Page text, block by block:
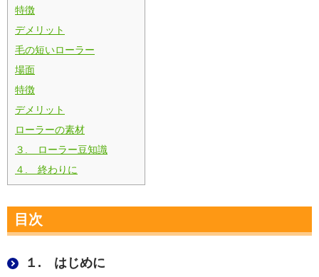
特徴
デメリット
毛の短いローラー
場面
特徴
デメリット
ローラーの素材
３. ローラー豆知識
４. 終わりに
目次
１. はじめに